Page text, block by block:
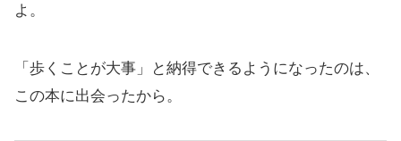
よ。
「歩くことが大事」と納得できるようになったのは、
この本に出会ったから。